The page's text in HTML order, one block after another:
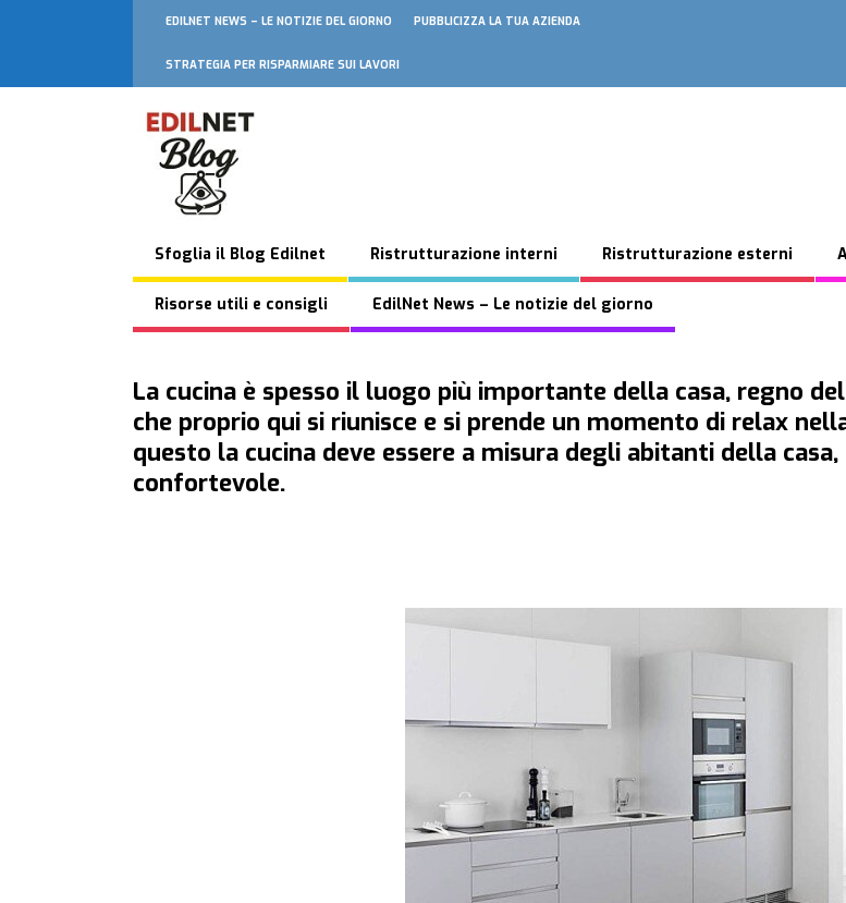
EDILNET NEWS – LE NOTIZIE DEL GIORNO PUBBLICIZZA LA TUA AZIENDA
STRATEGIA PER RISPARMIARE SUI LAVORI
Sfoglia il Blog Edilnet Ristrutturazione interni Ristrutturazione esterni
Risorse utili e consigli EdilNet News – Le notizie del giorno
La cucina è spesso il luogo più importante della casa, regno
che proprio qui si riunisce e si prende un momento di relax
questo la cucina deve essere a misura degli abitanti della
confortevole.